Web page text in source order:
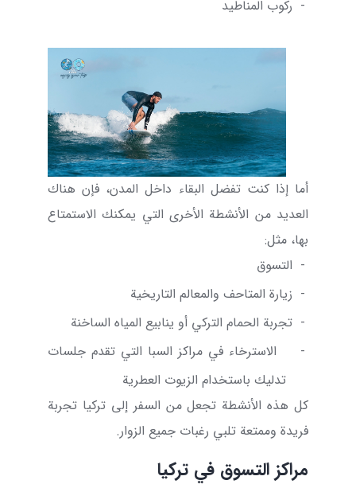
- ركوب المناطيد
أما إذا كنت تفضل البقاء داخل المدن، فإن هناك
العديد من الأنشطة الأخرى التي يمكنك الاستمتاع
بها، مثل:
- التسوق
- زيارة المتاحف والمعالم التاريخية
- تجربة الحمام التركي أو ينابيع المياه الساخنة
-
الاسترخاء في مراكز السبا التي تقدم جلسات
تدليك باستخدام الزيوت العطرية
كل هذه الأنشطة تجعل من السفر إلى تركيا تجربة
فريدة وممتعة تلبي رغبات جميع الزوار.
مراكز التسوق في تركيا